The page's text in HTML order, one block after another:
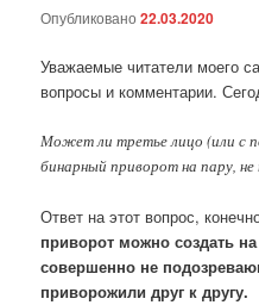
Опубликовано22.03.2020
Уважаемые читатели моего
вопросы и комментарии.
Может ли третье лицо (или с
бинарный приворот на пару,
Ответ на этот вопрос,
приворот можно создать
совершенно не
приворожили друг к другу.